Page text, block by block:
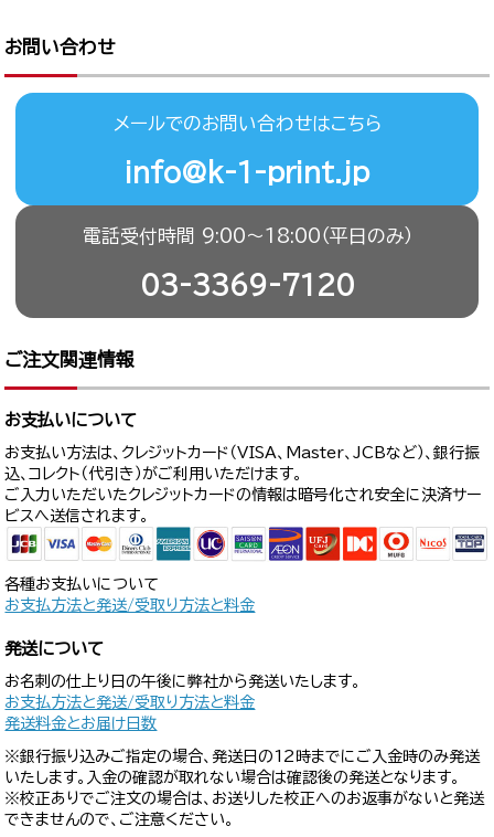
お問い合わせ
メールでのお問い合わせはこちら
info@k-1-print.jp
電話受付時間 9:00〜18:00（平日のみ）
03-3369-7120
ご注文関連情報
お支払いについて
お支払い方法は、クレジットカード（VISA、Master、JCBなど）、銀行振
込、コレクト（代引き）がご利用いただけます。
ご入力いただいたクレジットカードの情報は暗号化され安全に決済サー
ビスへ送信されます。
各種お支払いについて
お支払方法と発送/受取り方法と料金
発送について
お名刺の仕上り日の午後に弊社から発送いたします。
お支払方法と発送/受取り方法と料金
発送料金とお届け日数
※銀行振り込みご指定の場合、発送日の12時までにご入金時のみ発送
いたします。入金の確認が取れない場合は確認後の発送となります。
※校正ありでご注文の場合は、お送りした校正へのお返事がないと発送
できませんので、ご注意ください。